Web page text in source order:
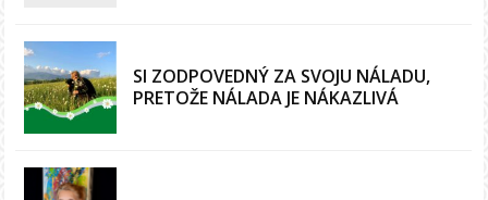
SI ZODPOVEDNÝ ZA SVOJU NÁLADU,
PRETOŽE NÁLADA JE NÁKAZLIVÁ